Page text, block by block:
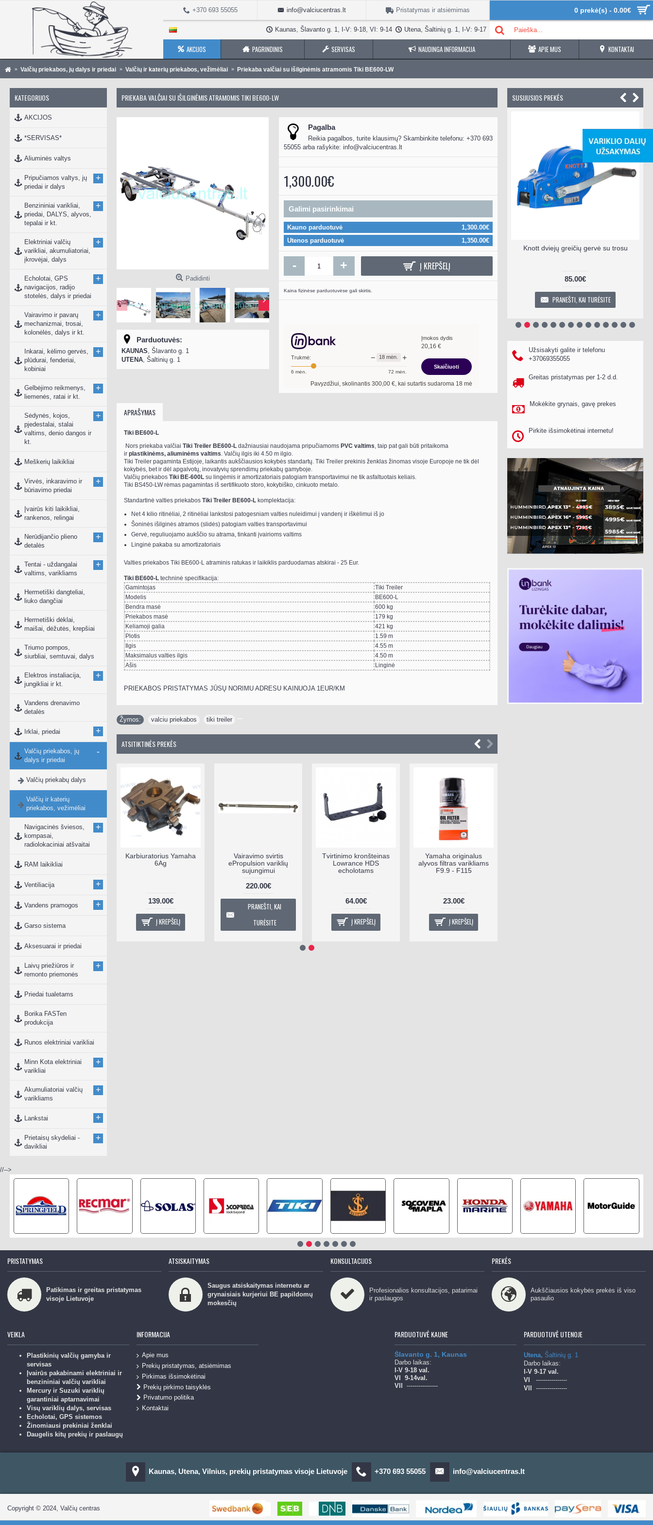
+370 693 55055 info@valciucentras.lt Pristatymas ir atsiėmimas 0 prekė(s) - 0.00€
Kaunas, Šlavanto g. 1, I-V: 9-18, VI: 9-14 Utena, Šaltinių g. 1, I-V: 9-17
AKCIJOS PAGRINDINIS SERVISAS NAUDINGA INFORMACIJA APIE MUS KONTAKTAI
Valčių priekabos, jų dalys ir priedai Valčių ir katerių priekabos, vežimėliai Priekaba valčiai su išilginėmis atramomis Tiki BE600-LW
KATEGORIJOS
AKCIJOS
*SERVISAS*
Aliuminės valtys
Pripučiamos valtys, jų
priedai ir dalys
+
Benzininiai varikliai,
priedai, DALYS, alyvos,
tepalai ir kt.
+
Elektriniai valčių
varikliai, akumuliatoriai,
įkrovėjai, dalys
+
Echolotai, GPS
navigacijos, radijo
stotelės, dalys ir priedai
+
Vairavimo ir pavarų
mechanizmai, trosai,
kolonėlės, dalys ir kt.
+
Inkarai, kėlimo gervės,
plūdurai, fenderiai,
kobiniai
+
Gelbėjimo reikmenys,
liemenės, ratai ir kt.
+
Sėdynės, kojos,
pjedestalai, stalai
valtims, denio dangos ir
kt.
+
Meškerių laikikliai
Virvės, inkaravimo ir
būriavimo priedai
+
Įvairūs kiti laikikliai,
rankenos, relingai
Nerūdijančio plieno
detalės
+
Tentai - uždangalai
valtims, varikliams
+
Hermetiški dangteliai,
liuko dangčiai
Hermetiški dėklai,
maišai, dėžutės, krepšiai
Triumo pompos,
siurbliai, semtuvai, dalys
Elektros instaliacija,
jungikliai ir kt.
+
Vandens drenavimo
detalės
Irklai, priedai +
Valčių priekabos, jų
dalys ir priedai
-
Valčių priekabų dalys
Valčių ir katerių
priekabos, vežimėliai
Navigacinės šviesos,
kompasai,
radiolokaciniai atšvaitai
+
RAM laikikliai
Ventiliacija +
Vandens pramogos +
Garso sistema
Aksesuarai ir priedai
Laivų priežiūros ir
remonto priemonės
+
Priedai tualetams
Borika FASTen
produkcija
Runos elektriniai varikliai
Minn Kota elektriniai
varikliai
+
Akumuliatoriai valčių
varikliams
+
Lankstai +
Prietaisų skydeliai -
davikliai
+
SUSIJUSIOS PREKĖS
Elektrinė priekabos gervė Trac
Outdoors Day Runner 7000 SW
219.00€
Knott dviejų greičių gervė su trosu
85.00€
PRANEŠTI, KAI TURĖSITE
Užsisakyti galite ir telefonu
+37069355055
Greitas pristatymas per 1-2 d.d.
Mokėkite grynais, gavę prekes
Pirkite išsimokėtinai internetu!
PRIEKABA VALČIAI SU IŠILGINĖMIS ATRAMOMIS TIKI BE600-LW
Padidinti
Parduotuvės:
KAUNAS, Šlavanto g. 1
UTENA, Šaltinių g. 1
Pagalba
Reikia pagalbos, turite klausimų? Skambinkite telefonu: +370 693
55055 arba rašykite: info@valciucentras.lt
1,300.00€
Galimi pasirinkimai
Kauno parduotuvė
1,300.00€
Utenos parduotuvė
1,350.00€
- + Į KREPŠELĮ
Kaina fizinėse parduotuvėse gali skirtis.
Trukmė: − 18 mėn. +
6 mėn. 72 mėn.
Įmokos dydis
20,16 €
Skaičiuoti
Pavyzdžiui, skolinantis300,00€, kai sutartis sudaroma 18mėn. terminui, metinė palūkanų norma –
APRAŠYMAS
Tiki BE600-L
Nors priekaba valčiai Tiki Treiler BE600-L dažniausiai naudojama pripučiamoms PVC valtims, taip pat gali būti pritaikoma
ir plastikinėms, aliuminėms valtims. Valčių ilgis iki 4.50 m ilgio.
Tiki Treiler pagaminta Estijoje, laikantis aukščiausios kokybės standartų. Tiki Treiler prekinis ženklas žinomas visoje Europoje ne tik dėl
kokybės, bet ir dėl apgalvotų, inovatyvių sprendimų priekabų gamyboje.
Valčių priekabos Tiki BE-600L su lingėmis ir amortizatoriais patogiam transportavimui ne tik asfaltuotais keliais.
Tiki BS450-LW rėmas pagamintas iš sertifikuoto storo, kokybiško, cinkuoto metalo.
Standartinė valties priekabos Tiki Treiler BE600-L komplektacija:
Net 4 kilio ritinėliai, 2 ritinėliai lankstosi patogesniam valties nuleidimui į vandenį ir iškėlimui iš jo
Šoninės išilginės atramos (slidės) patogiam valties transportavimui
Gervė, reguliuojamo aukščio su atrama, tinkanti įvairioms valtims
Linginė pakaba su amortizatoriais
Valties priekabos Tiki BE600-L atraminis ratukas ir laikiklis parduodamas atskirai - 25 Eur.
Tiki BE600-L techninė specifikacija:
Gamintojas
Tiki Treiler
Modelis
BE600-L
Bendra masė
600 kg
Priekabos masė
179 kg
Keliamoji galia
421 kg
Plotis
1.59 m
Ilgis
4.55 m
Maksimalus valties ilgis
4.50 m
Ašis
Linginė
PRIEKABOS PRISTATYMAS JŪSŲ NORIMU ADRESU KAINUOJA 1EUR/KM
Žymos: valciu priekabos tiki treiler
ATSITIKTINĖS PREKĖS
Low sėdynė
Karbiuratorius Yamaha
6Ag
139.00€
Į KREPŠELĮ
Vairavimo svirtis
ePropulsion variklių
sujungimui
220.00€
PRANEŠTI, KAI
TURĖSITE
Tvirtinimo kronšteinas
Lowrance HDS
echolotams
64.00€
Į KREPŠELĮ
Yamaha originalus
alyvos filtras varikliams
F9.9 - F115
23.00€
Į KREPŠELĮ
//-->
PRISTATYMAS
Patikimas ir greitas pristatymas
visoje Lietuvoje
ATSISKAITYMAS
Saugus atsiskaitymas internetu ar
grynaisiais kurjeriui BE papildomų
mokesčių
KONSULTACIJOS
Profesionalios konsultacijos, patarimai
ir paslaugos
PREKĖS
Aukščiausios kokybės prekės iš viso
pasaulio
VEIKLA
Plastikinių valčių gamyba ir
servisas
Įvairūs pakabinami elektriniai ir
benzininiai valčių varikliai
Mercury ir Suzuki variklių
garantiniai aptarnavimai
Visų variklių dalys, servisas
Echolotai, GPS sistemos
Žinomiausi prekiniai ženklai
Daugelis kitų prekių ir paslaugų
INFORMACIJA
Apie mus
Prekių pristatymas, atsiėmimas
Pirkimas išsimokėtinai
Prekių pirkimo taisyklės
Privatumo politika
Kontaktai
PARDUOTUVĖ KAUNE
Šlavanto g. 1, Kaunas
Darbo laikas:
l-V 9-18 val.
Vl
9-14val.
Vll
----------------
PARDUOTUVĖ UTENOJE
Utena, Šaltinių g. 1
Darbo laikas:
l-V9-17 val.
Vl
----------------
Vll
----------------
Kaunas, Utena, Vilnius, prekių pristatymas visoje Lietuvoje +370 693 55055 info@valciucentras.lt
Copyright © 2024, Valčių centras